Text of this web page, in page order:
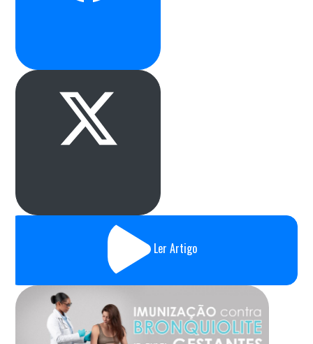
Ler Artigo